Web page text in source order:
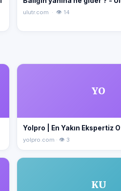
ulutr.com · 👁 14
YO
Yolpro | En Yakın Ekspertiz
yolpro.com · 👁 3
KU